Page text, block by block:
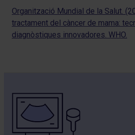
Organització Mundial de la Salut.
tractament del càncer de mama:
diagnòstiques innovadores. WHO.